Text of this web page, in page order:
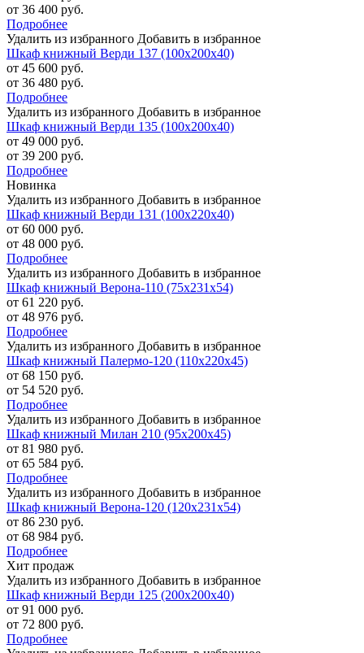
от 36 400 руб.
Подробнее
Удалить из избранного Добавить в избранное
Шкаф книжный Верди 137 (100х200х40)
от 45 600 руб.
от 36 480 руб.
Подробнее
Удалить из избранного Добавить в избранное
Шкаф книжный Верди 135 (100х200х40)
от 49 000 руб.
от 39 200 руб.
Подробнее
Новинка
Удалить из избранного Добавить в избранное
Шкаф книжный Верди 131 (100х220х40)
от 60 000 руб.
от 48 000 руб.
Подробнее
Удалить из избранного Добавить в избранное
Шкаф книжный Верона-110 (75х231х54)
от 61 220 руб.
от 48 976 руб.
Подробнее
Удалить из избранного Добавить в избранное
Шкаф книжный Палермо-120 (110х220х45)
от 68 150 руб.
от 54 520 руб.
Подробнее
Удалить из избранного Добавить в избранное
Шкаф книжный Милан 210 (95х200х45)
от 81 980 руб.
от 65 584 руб.
Подробнее
Удалить из избранного Добавить в избранное
Шкаф книжный Верона-120 (120х231х54)
от 86 230 руб.
от 68 984 руб.
Подробнее
Хит продаж
Удалить из избранного Добавить в избранное
Шкаф книжный Верди 125 (200х200х40)
от 91 000 руб.
от 72 800 руб.
Подробнее